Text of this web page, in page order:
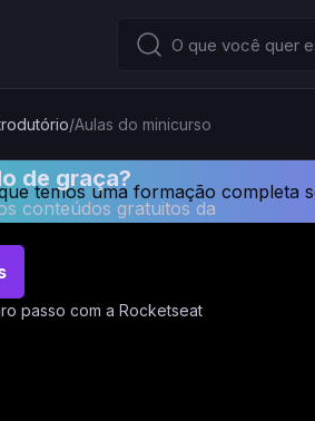
/Aulas do minicurso
temos uma formação completa
de graça?
conteúdos gratuitos da
passo com a Rocketseat